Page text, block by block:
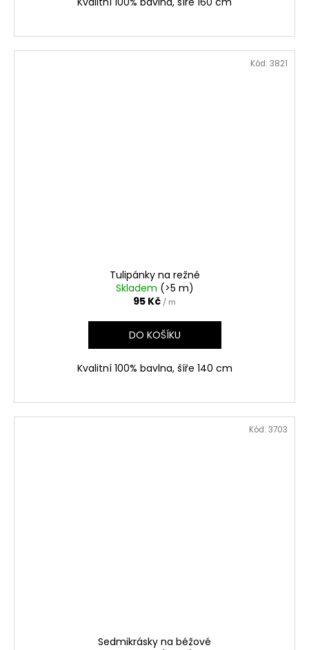
Tulipánky na režné
Skladem (>5 m)
95 Kč / m
DO KOŠÍKU
Kvalitní 100% bavlna, šíře 140 cm
Kód: 3821
Sedmikrásky na béžové
Kód: 3703